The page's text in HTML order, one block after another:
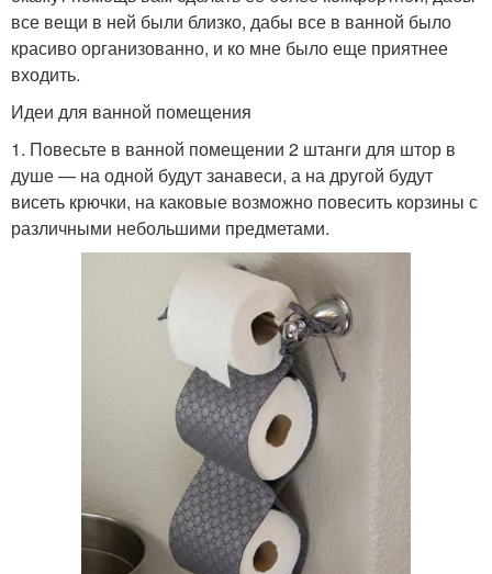
все вещи в ней были близко, дабы все в ванной было
красиво организованно, и ко мне было еще приятнее
входить.
Идеи для ванной помещения
1. Повесьте в ванной помещении 2 штанги для штор в
душе — на одной будут занавеси, а на другой будут
висеть крючки, на каковые возможно повесить корзины с
различными небольшими предметами.